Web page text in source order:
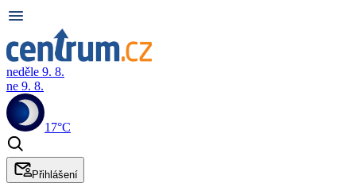
neděle 9. 8.
ne 9. 8.
17°C
Přihlášení